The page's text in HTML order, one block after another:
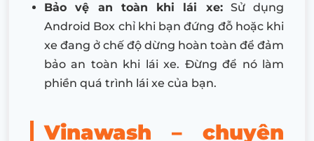
Bảo vệ an toàn khi lái xe:Sử dụng
Android Box chỉ khi bạn đứng đỗ hoặc khi
xe đang ở chế độ dừng hoàn toàn để đảm
bảo an toàn khi lái xe. Đừng để nó làm
phiền quá trình lái xe của bạn.
Vinawash – chuyên